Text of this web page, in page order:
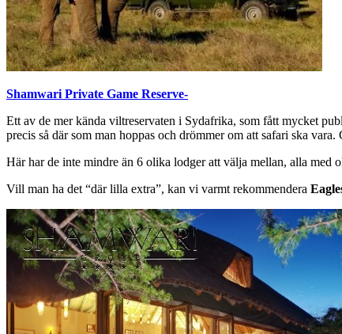
Shamwari Private Game Reserve-
Ett av de mer kända viltreservaten i Sydafrika, som fått mycket
precis så där som man hoppas och drömmer om att safari ska
Här har de inte mindre än 6 olika lodger att välja mellan, alla med
Vill man ha det “där lilla extra”, kan vi varmt rekommendera